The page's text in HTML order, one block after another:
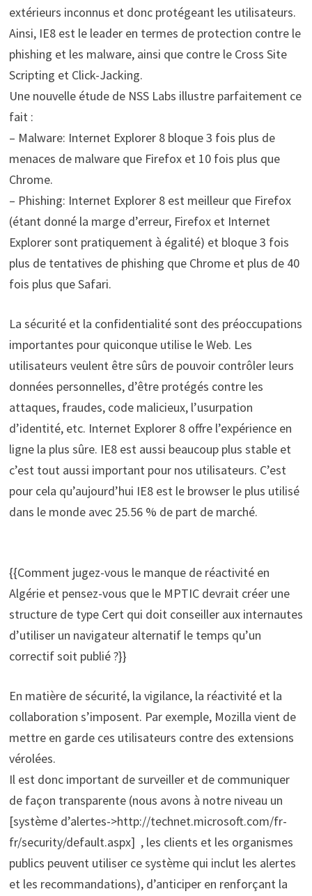
extérieurs inconnus et donc protégeant les utilisateurs.
Ainsi, IE8 est le leader en termes de protection contre le
phishing et les malware, ainsi que contre le Cross Site
Scripting et Click-Jacking.
Une nouvelle étude de NSS Labs illustre parfaitement ce
fait :
– Malware: Internet Explorer 8 bloque 3 fois plus de
menaces de malware que Firefox et 10 fois plus que
Chrome.
– Phishing: Internet Explorer 8 est meilleur que Firefox
(étant donné la marge d’erreur, Firefox et Internet
Explorer sont pratiquement à égalité) et bloque 3 fois
plus de tentatives de phishing que Chrome et plus de 40
fois plus que Safari.
La sécurité et la confidentialité sont des préoccupations
importantes pour quiconque utilise le Web. Les
utilisateurs veulent être sûrs de pouvoir contrôler leurs
données personnelles, d’être protégés contre les
attaques, fraudes, code malicieux, l’usurpation
d’identité, etc. Internet Explorer 8 offre l’expérience en
ligne la plus sûre. IE8 est aussi beaucoup plus stable et
c’est tout aussi important pour nos utilisateurs. C’est
pour cela qu’aujourd’hui IE8 est le browser le plus utilisé
dans le monde avec 25.56 % de part de marché.
{{Comment jugez-vous le manque de réactivité en
Algérie et pensez-vous que le MPTIC devrait créer une
structure de type Cert qui doit conseiller aux internautes
d’utiliser un navigateur alternatif le temps qu’un
correctif soit publié ?}}
En matière de sécurité, la vigilance, la réactivité et la
collaboration s’imposent. Par exemple, Mozilla vient de
mettre en garde ces utilisateurs contre des extensions
vérolées.
Il est donc important de surveiller et de communiquer
de façon transparente (nous avons à notre niveau un
[système d’alertes->http://technet.microsoft.com/fr-
fr/security/default.aspx] , les clients et les organismes
publics peuvent utiliser ce système qui inclut les alertes
et les recommandations), d’anticiper en renforçant la